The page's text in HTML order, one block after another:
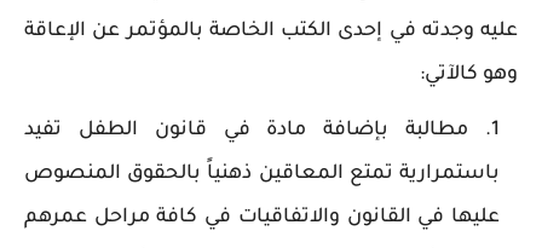
عليه وجدته في إحدى الكتب الخاصة بالمؤتمر عن الإعاقة
وهو كالآتي:
مطالبة بإضافة مادة في قانون الطفل تفيد
باستمرارية تمتع المعاقين ذهنياً بالحقوق المنصوص
عليها في القانون والاتفاقيات في كافة مراحل عمرهم